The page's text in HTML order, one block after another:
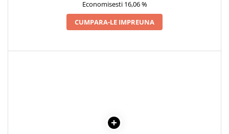
Economisesti 16,06 %
CUMPARA-LE IMPREUNA